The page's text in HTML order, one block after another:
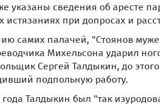
указаны сведения об аресте
истязаниях при допросах и
самих палачей, "Стоянов
Михельсона ударил
Сергей Талдыкин, до
подпольную работу.
года Талдыкин был "так